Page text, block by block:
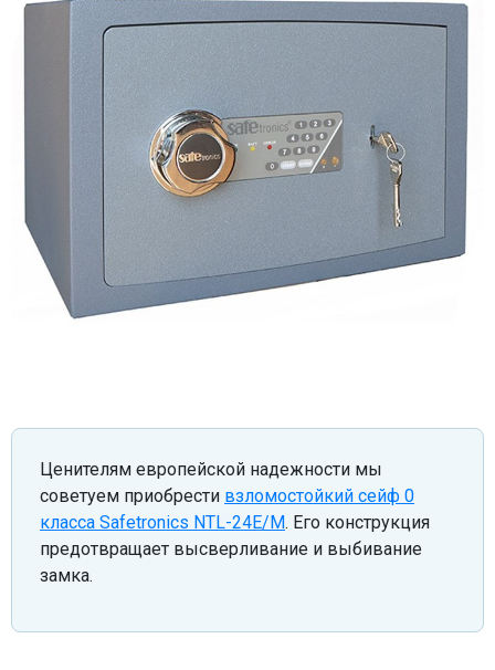
Ценителям европейской надежности мы
советуем приобрести взломостойкий сейф 0
класса Safetronics NTL-24E/M. Его конструкция
предотвращает высверливание и выбивание
замка.